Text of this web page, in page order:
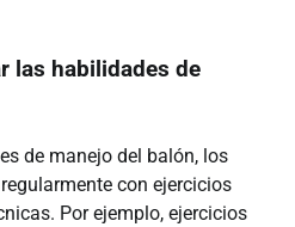
las habilidades de
de manejo del balón, los
con ejercicios
Por ejemplo, ejercicios